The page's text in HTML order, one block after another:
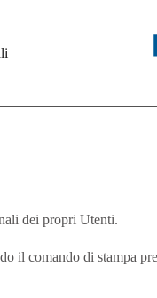
dei propri Utenti.
il comando di stampa